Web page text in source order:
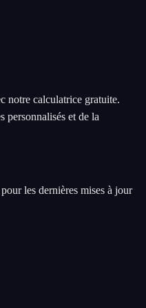
notre calculatrice gratuite.
personnalisés et de la
les dernières mises à jour